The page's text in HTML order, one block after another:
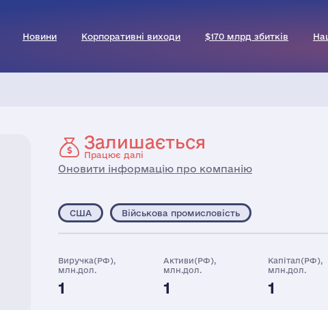
Новини Корпоративні виходи $170 млрд збитків
Залишається
Працює далі
Оновити інформацію про компанію
США Військова промисловість
Виручка(РФ),
млн.дол.
1
Активи(РФ),
млн.дол.
1
Капітал(РФ),
млн.дол.
1